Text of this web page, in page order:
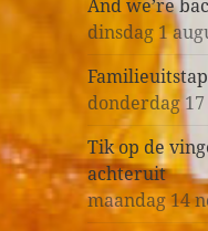
And we’re
dinsdag 1
Familieuitstap
donderdag
Tik op de
achteruit
maandag 14